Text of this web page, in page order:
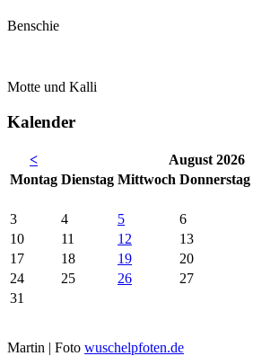
Benschie
Motte und Kalli
Kalender
< August 2026
Montag Dienstag Mittwoch Donnerstag
3
4 5 6
10
11 12 13
17
18 19 20
24
25 26 27
31
Martin | Foto wuschelpfoten.de